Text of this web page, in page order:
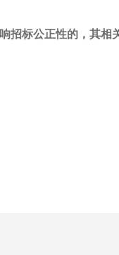
招标公正性的，其相